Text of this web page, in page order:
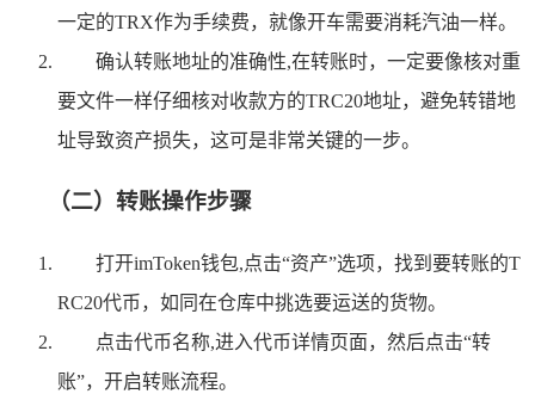
一定的TRX作为手续费，就像开车需要消耗汽油一样。
确认转账地址的准确性,在转账时，一定要像核对重
要文件一样仔细核对收款方的TRC20地址，避免转错地
址导致资产损失，这可是非常关键的一步。
（二）转账操作步骤
打开imToken钱包,点击“资产”选项，找到要转账的T
RC20代币，如同在仓库中挑选要运送的货物。
点击代币名称,进入代币详情页面，然后点击“转
账”，开启转账流程。